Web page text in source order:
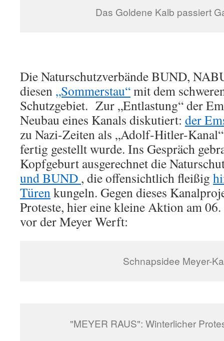
Das Goldene Kalb passiert
Die Naturschutzverbände BUND,
diesen „Sommerstau“mit dem
Schutzgebiet. Zur „Entlastung“ der
Neubau eines Kanals diskutiert: der
zu Nazi-Zeiten als „Adolf-Hitler-
fertig gestellt wurde. Ins Gespräch
Kopfgeburt ausgerechnet die
und BUND , die offensichtlich fleißig
Türenkungeln. Gegen dieses
Proteste, hier eine kleine Aktion am
vor der Meyer Werft:
Schnapsidee Meyer-
"MEYER RAUS": Winterlicher